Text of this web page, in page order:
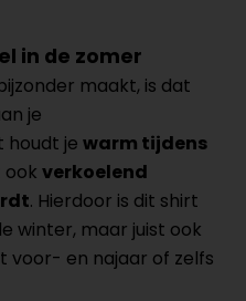
in de zomer
maakt, is dat
je
houdt je warm tijdens
verkoelend
. Hierdoor is dit shirt
winter, maar juist ook
voor- en najaar of zelfs